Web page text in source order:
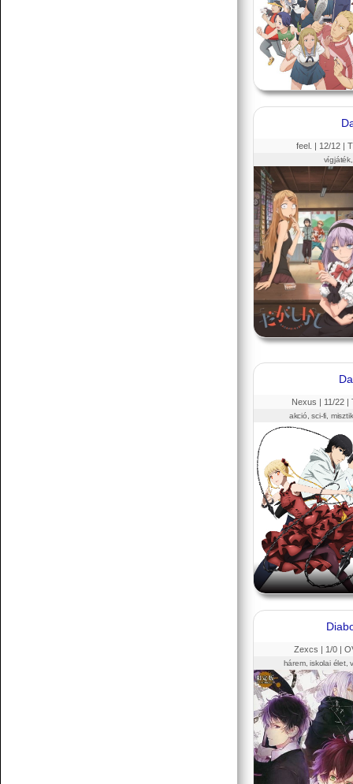
feel. | 12/12 |
Nexus | 11/22 |
akció, sci-fi,
Zexcs | 1/0 |
hárem, iskolai élet,